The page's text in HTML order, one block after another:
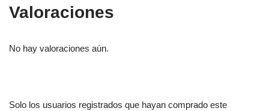
Valoraciones
No hay valoraciones aún.
Solo los usuarios registrados que hayan comprado este